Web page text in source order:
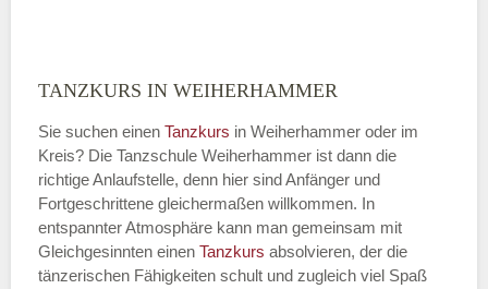
TANZKURS IN WEIHERHAMMER
Sie suchen einen Tanzkurs in Weiherhammer oder im
Kreis? Die Tanzschule Weiherhammer ist dann die
richtige Anlaufstelle, denn hier sind Anfänger und
Fortgeschrittene gleichermaßen willkommen. In
entspannter Atmosphäre kann man gemeinsam mit
Gleichgesinnten einen Tanzkurs absolvieren, der die
tänzerischen Fähigkeiten schult und zugleich viel Spaß